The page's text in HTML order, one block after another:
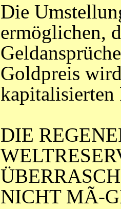
Die
ermöglichen,
Goldpreis
kapitalisierten
DIE
NICHT MÃ-